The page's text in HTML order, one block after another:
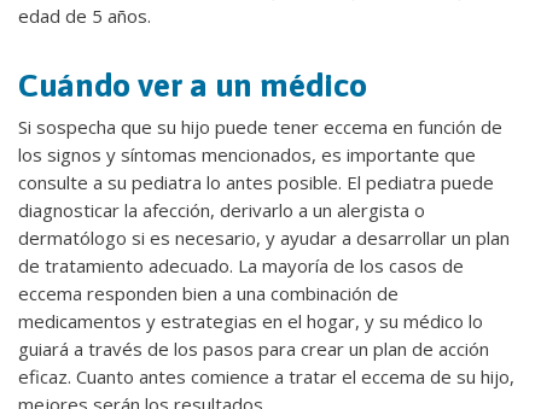
edad de 5 años.
Cuándo ver a un médico
Si sospecha que su hijo puede tener eccema en función de
los signos y síntomas mencionados, es importante que
consulte a su pediatra lo antes posible. El pediatra puede
diagnosticar la afección, derivarlo a un alergista o
dermatólogo si es necesario, y ayudar a desarrollar un plan
de tratamiento adecuado. La mayoría de los casos de
eccema responden bien a una combinación de
medicamentos y estrategias en el hogar, y su médico lo
guiará a través de los pasos para crear un plan de acción
eficaz. Cuanto antes comience a tratar el eccema de su hijo,